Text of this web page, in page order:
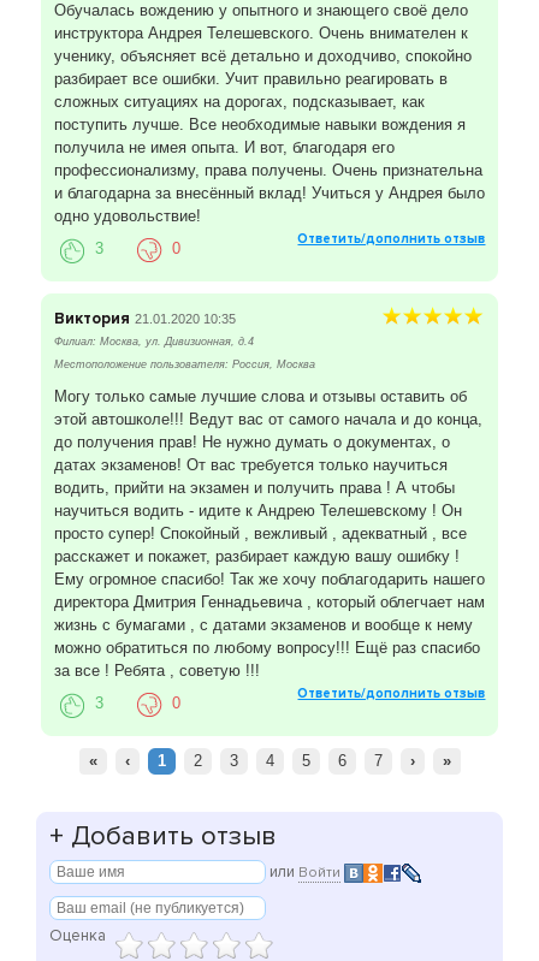
Обучалась вождению у опытного и знающего своё дело
инструктора Андрея Телешевского. Очень внимателен к
ученику, объясняет всё детально и доходчиво, спокойно
разбирает все ошибки. Учит правильно реагировать в
сложных ситуациях на дорогах, подсказывает, как
поступить лучше. Все необходимые навыки вождения я
получила не имея опыта. И вот, благодаря его
профессионализму, права получены. Очень признательна
и благодарна за внесённый вклад! Учиться у Андрея было
одно удовольствие!
Ответить/дополнить отзыв
3 0
Виктория 21.01.2020 10:35
Филиал: Москва, ул. Дивизионная, д.4
Местоположение пользователя: Россия, Москва
Могу только самые лучшие слова и отзывы оставить об
этой автошколе!!! Ведут вас от самого начала и до конца,
до получения прав! Не нужно думать о документах, о
датах экзаменов! От вас требуется только научиться
водить, прийти на экзамен и получить права ! А чтобы
научиться водить - идите к Андрею Телешевскому ! Он
просто супер! Спокойный , вежливый , адекватный , все
расскажет и покажет, разбирает каждую вашу ошибку !
Ему огромное спасибо! Так же хочу поблагодарить нашего
директора Дмитрия Геннадьевича , который облегчает нам
жизнь с бумагами , с датами экзаменов и вообще к нему
можно обратиться по любому вопросу!!! Ещё раз спасибо
за все ! Ребята , советую !!!
Ответить/дополнить отзыв
3 0
« ‹ 1 2 3 4 5 6 7 › »
+ Добавить отзыв
или Войти
Оценка